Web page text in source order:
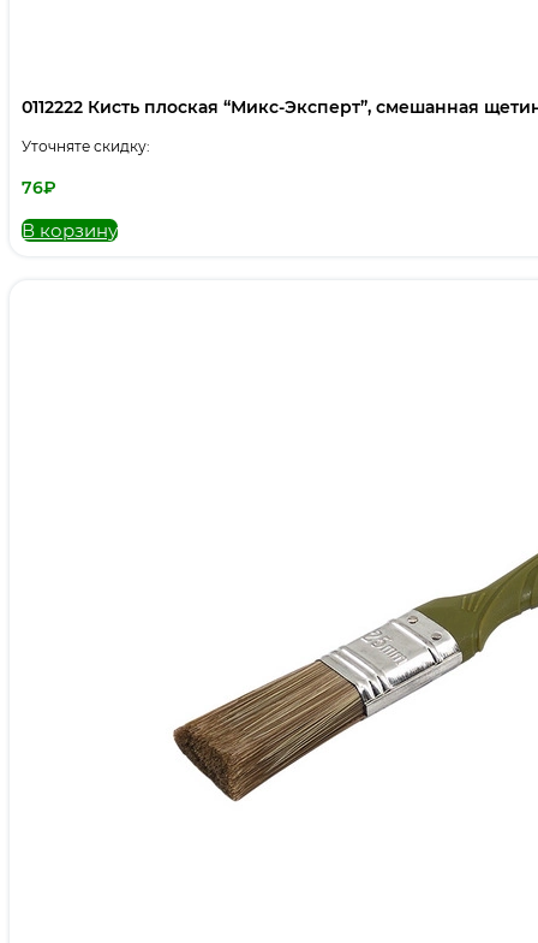
0112222 Кисть плоская “Микс-Эксперт”, смешанная
Уточняте скидку:
76₽
В корзину